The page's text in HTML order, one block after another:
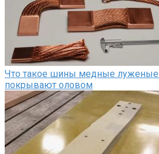
Что такое шины медные луженые
покрывают оловом